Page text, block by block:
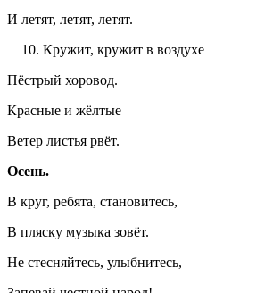
И летят, летят, летят.
Кружит, кружит в воздухе
Пёстрый хоровод.
Красные и жёлтые
Ветер листья рвёт.
Осень.
В круг, ребята, становитесь,
В пляску музыка зовёт.
Не стесняйтесь, улыбнитесь,